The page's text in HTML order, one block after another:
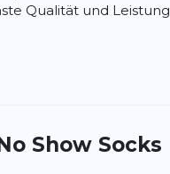
Qualität und Leistung
Show Socks